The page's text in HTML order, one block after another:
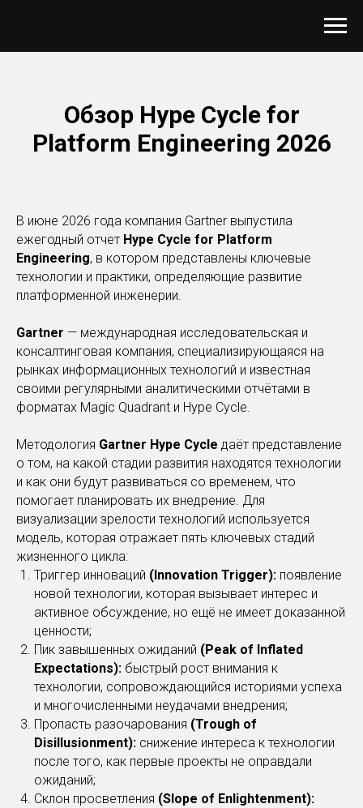
Обзор Hype Cycle for
Platform Engineering 2026
В июне 2026 года компания Gartner выпустила
ежегодный отчет Hype Cycle for Platform
Engineering, в котором представлены ключевые
технологии и практики, определяющие развитие
платформенной инженерии.
Gartner — международная исследовательская и
консалтинговая компания, специализирующаяся на
рынках информационных технологий и известная
своими регулярными аналитическими отчётами в
форматах Magic Quadrant и Hype Cycle.
Методология Gartner Hype Cycle даёт представление
о том, на какой стадии развития находятся технологии
и как они будут развиваться со временем, что
помогает планировать их внедрение. Для
визуализации зрелости технологий используется
модель, которая отражает пять ключевых стадий
жизненного цикла:
Триггер инноваций (Innovation Trigger): появление
новой технологии, которая вызывает интерес и
активное обсуждение, но ещё не имеет доказанной
ценности;
Пик завышенных ожиданий (Peak of Inflated
Expectations): быстрый рост внимания к
технологии, сопровождающийся историями успеха
и многочисленными неудачами внедрения;
Пропасть разочарования (Trough of
Disillusionment): снижение интереса к технологии
после того, как первые проекты не оправдали
ожиданий;
Склон просветления (Slope of Enlightenment):